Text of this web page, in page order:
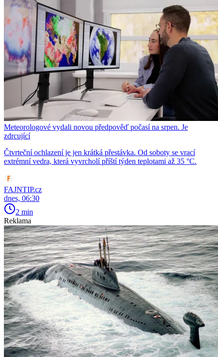
Meteorologové vydali novou předpověď počasí na srpen. Je
zdrcující
Čtvrteční ochlazení je jen krátká přestávka. Od soboty se vrací
extrémní vedra, která vyvrcholí příští týden teplotami až 35 °C.
FAJNTIP.cz
dnes, 06:30
2 min
Reklama